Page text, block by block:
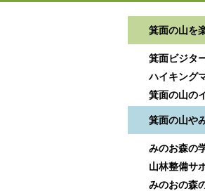
箕面の山を
箕面ビジタ
ハイキング
箕面の山の
箕面の山や
みのお森の
山林整備サ
みのおの森